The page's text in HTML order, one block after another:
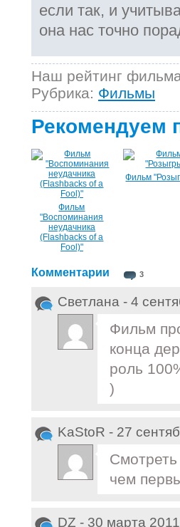
если так, и
она нас точно
Наш рейтинг
Рубрика: Фильмы
Рекомендуем
Фильм
"Воспоминания
неудачника
(Flashbacks of a
Fool)"
Фильм
Комментарии 3
Светлана - 4
Фильм
конца
роль
)
KaStoR - 27
чем
DZ - 30 марта